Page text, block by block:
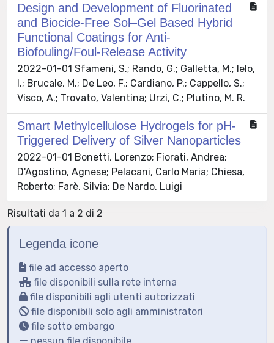
Design and Development of Fluorinated
and Biocide-Free Sol–Gel Based Hybrid
Functional Coatings for Anti-
Biofouling/Foul-Release Activity
2022-01-01 Sfameni, S.; Rando, G.; Galletta, M.; Ielo,
I.; Brucale, M.; De Leo, F.; Cardiano, P.; Cappello, S.;
Visco, A.; Trovato, Valentina; Urzi, C.; Plutino, M. R.
Smart Methylcellulose Hydrogels for pH-
Triggered Delivery of Silver Nanoparticles
2022-01-01 Bonetti, Lorenzo; Fiorati, Andrea;
D'Agostino, Agnese; Pelacani, Carlo Maria; Chiesa,
Roberto; Farè, Silvia; De Nardo, Luigi
Risultati da 1 a 2 di 2
Legenda icone
file ad accesso aperto
file disponibili sulla rete interna
file disponibili agli utenti autorizzati
file disponibili solo agli amministratori
file sotto embargo